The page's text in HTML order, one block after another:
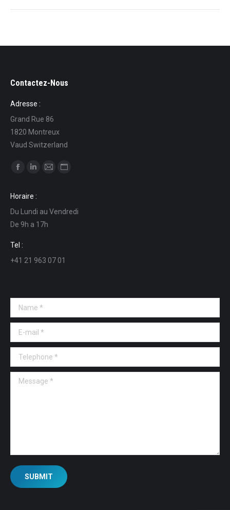
Contactez-Nous
Adresse :
Grand Rue 86
1820 Montreux
Vaud Switzerland
Find us on:
opens
in
new
window
opens
in
new
in
in
Horaire :
Du Lundi au Vendredi
De 9h a 17h
Tel :
+41 21 963 07 01
Name *
E-mail *
Telephone *
Message *
SUBMIT